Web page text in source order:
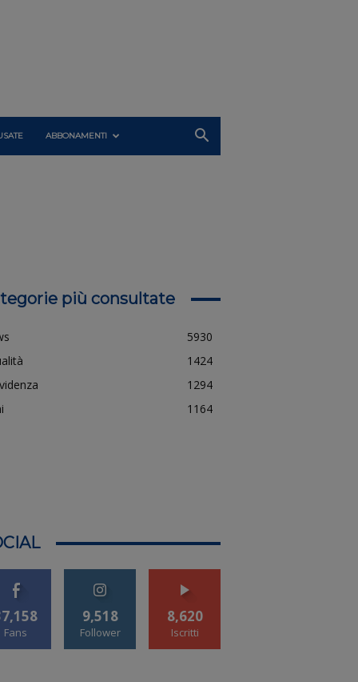
ABBONAMENTI
più consultate
5930
1424
1294
1164
Fans
9,518
Follower
8,620
Iscritti